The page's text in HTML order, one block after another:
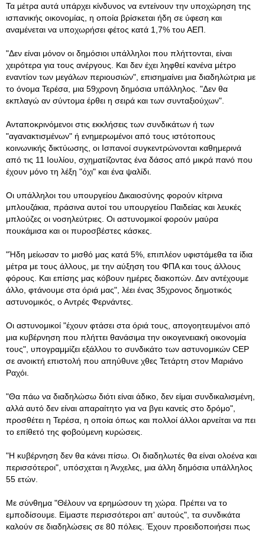
Τα μέτρα αυτά υπάρχει κίνδυνος να εντείνουν την υποχώρηση της
ισπανικής οικονομίας, η οποία βρίσκεται ήδη σε ύφεση και
αναμένεται να υποχωρήσει φέτος κατά 1,7% του ΑΕΠ.
"Δεν είναι μόνον οι δημόσιοι υπάλληλοι που πλήττονται, είναι
χειρότερα για τους ανέργους. Και δεν έχει ληφθεί κανένα μέτρο
εναντίον των μεγάλων περιουσιών", επισημαίνει μια διαδηλώτρια με
το όνομα Τερέσα, μια 59χρονη δημόσια υπάλληλος. "Δεν θα
εκπλαγώ αν σύντομα έρθει η σειρά και των συνταξιούχων".
Ανταποκρινόμενοι στις εκκλήσεις των συνδικάτων ή των
"αγανακτισμένων" ή ενημερωμένοι από τους ιστότοπους
κοινωνικής δικτύωσης, οι Ισπανοί συγκεντρώνονται καθημερινά
από τις 11 Ιουλίου, σχηματίζοντας ένα δάσος από μικρά πανό που
έχουν μόνο τη λέξη "όχι" και ένα ψαλίδι.
Οι υπάλληλοι του υπουργείου Δικαιοσύνης φορούν κίτρινα
μπλουζάκια, πράσινα αυτοί του υπουργείου Παιδείας και λευκές
μπλούζες οι νοσηλεύτριες. Οι αστυνομικοί φορούν μαύρα
πουκάμισα και οι πυροσβέστες κάσκες.
"Ήδη μείωσαν το μισθό μας κατά 5%, επιπλέον υφιστάμεθα τα ίδια
μέτρα με τους άλλους, με την αύξηση του ΦΠΑ και τους άλλους
φόρους. Και επίσης μας κόβουν ημέρες διακοπών. Δεν αντέχουμε
άλλο, φτάνουμε στα όριά μας", λέει ένας 35χρονος δημοτικός
αστυνομικός, ο Αντρές Φερνάντες.
Οι αστυνομικοί "έχουν φτάσει στα όριά τους, απογοητευμένοι από
μια κυβέρνηση που πλήττει θανάσιμα την οικογενειακή οικονομία
τους", υπογραμμίζει εξάλλου το συνδικάτο των αστυνομικών CEP
σε ανοικτή επιστολή που απηύθυνε χθες Τετάρτη στον Μαριάνο
Ραχόι.
"Θα πάω να διαδηλώσω διότι είναι άδικο, δεν είμαι συνδικαλισμένη,
αλλά αυτό δεν είναι απαραίτητο για να βγει κανείς στο δρόμο",
προσθέτει η Τερέσα, η οποία όπως και πολλοί άλλοι αρνείται να πει
το επίθετό της φοβούμενη κυρώσεις.
"Η κυβέρνηση δεν θα κάνει πίσω. Οι διαδηλωτές θα είναι ολοένα και
περισσότεροι", υπόσχεται η Άνχελες, μια άλλη δημόσια υπάλληλος
55 ετών.
Με σύνθημα "Θέλουν να ερημώσουν τη χώρα. Πρέπει να το
εμποδίσουμε. Είμαστε περισσότεροι απ' αυτούς", τα συνδικάτα
καλούν σε διαδηλώσεις σε 80 πόλεις. Έχουν προειδοποιήσει πως